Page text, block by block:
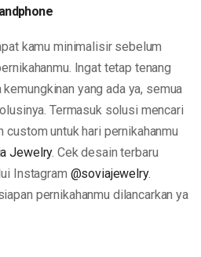
kamu minimalisir sebelum
Ingat tetap tenang
yang ada ya, semua
Termasuk solusi mencari
custom untuk hari pernikahanmu
Jewelry. Cek desain terbaru
Instagram @soviajewelry.
pernikahanmu dilancarkan ya